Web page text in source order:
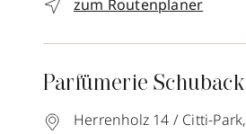
zum Routenplaner
Parfümerie Schuback
Herrenholz 14 / Citti-Park,